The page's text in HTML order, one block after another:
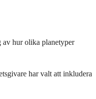
av hur olika planetyper
har valt att inkludera